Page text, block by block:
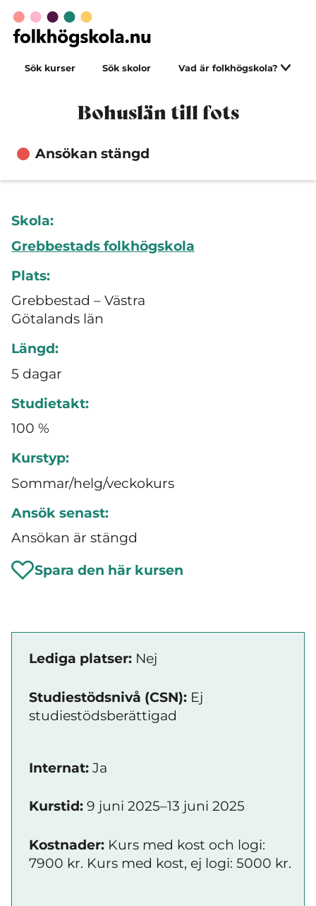
Sök kurser Sök skolor Vad är folkhögskola?
Bohuslän till fots
Ansökan stängd
Skola:
Grebbestads folkhögskola
Plats:
Grebbestad – Västra
Götalands län
Längd:
5 dagar
Studietakt:
100 %
Kurstyp:
Sommar/helg/veckokurs
Ansök senast:
Ansökan är stängd
Spara den här kursen
Lediga platser: Nej
Studiestödsnivå (CSN): Ej
studiestödsberättigad
Internat: Ja
Kurstid: 9 juni 2025–13 juni 2025
Kostnader: Kurs med kost och logi:
7900 kr. Kurs med kost, ej logi: 5000 kr.